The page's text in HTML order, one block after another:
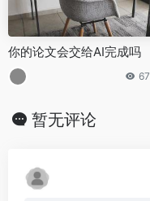
你的论文会交给AI完成吗
67
暂无评论